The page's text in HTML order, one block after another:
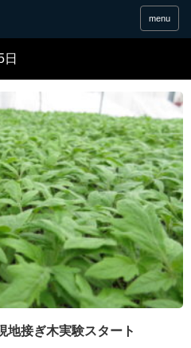
menu
地接ぎ木実験スタート